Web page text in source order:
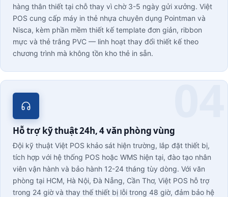
hàng thân thiết tại chỗ thay vì chờ 3-5 ngày gửi xưởng. Việt
POS cung cấp máy in thẻ nhựa chuyên dụng Pointman và
Nisca, kèm phần mềm thiết kế template đơn giản, ribbon
mực và thẻ trắng PVC — linh hoạt thay đổi thiết kế theo
chương trình mà không tồn kho thẻ in sẵn.
Hỗ trợ kỹ thuật 24h, 4 văn phòng vùng
Đội kỹ thuật Việt POS khảo sát hiện trường, lắp đặt thiết bị,
tích hợp với hệ thống POS hoặc WMS hiện tại, đào tạo nhân
viên vận hành và bảo hành 12-24 tháng tùy dòng. Với văn
phòng tại HCM, Hà Nội, Đà Nẵng, Cần Thơ, Việt POS hỗ trợ
trong 24 giờ và thay thế thiết bị lỗi trong 48 giờ, đảm bảo hệ